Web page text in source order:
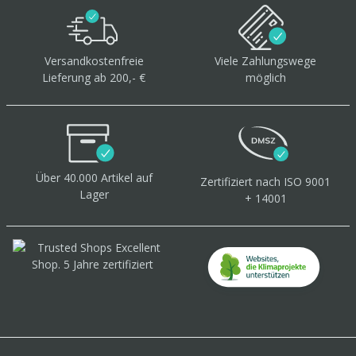
Versandkostenfreie
Lieferung ab 200,- €
Viele Zahlungswege
möglich
Über 40.000 Artikel auf
Lager
Zertifiziert nach ISO 9001
+ 14001